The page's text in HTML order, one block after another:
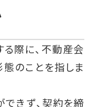
際に、不動産会
のことを指しま
きず、契約を締